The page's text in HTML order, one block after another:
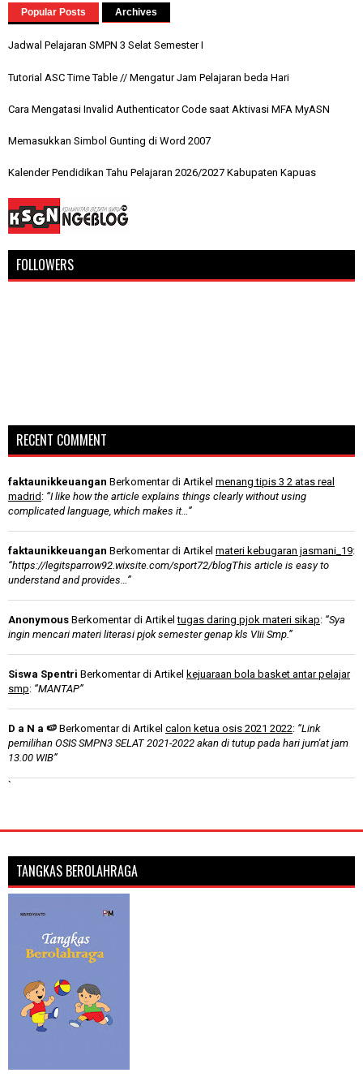
Popular Posts Archives
Jadwal Pelajaran SMPN 3 Selat Semester I
Tutorial ASC Time Table // Mengatur Jam Pelajaran beda Hari
Cara Mengatasi Invalid Authenticator Code saat Aktivasi MFA MyASN
Memasukkan Simbol Gunting di Word 2007
Kalender Pendidikan Tahu Pelajaran 2026/2027 Kabupaten Kapuas
FOLLOWERS
RECENT COMMENT
faktaunikkeuangan Berkomentar di Artikel menang tipis 3 2 atas real
madrid : “I like how the article explains things clearly without using
complicated language, which makes it…”
faktaunikkeuangan Berkomentar di Artikel materi kebugaran jasmani_19:
“https://legitsparrow92.wixsite.com/sport72/blogThis article is easy to
understand and provides…”
Anonymous Berkomentar di Artikeltugas daring pjok materi sikap: “Sya
ingin mencari materi literasi pjok semester genap kls VIii Smp.”
Siswa Spentri Berkomentar di Artikel kejuaraan bola basket antar pelajar
smp: “MANTAP”
D a N a 🍉 Berkomentar di Artikel calon ketua osis 2021 2022: “Link
pemilihan OSIS SMPN3 SELAT 2021-2022 akan di tutup pada hari jum'at jam
13.00 WIB”
`
TANGKAS BEROLAHRAGA